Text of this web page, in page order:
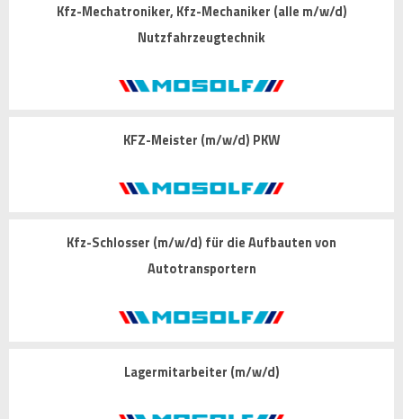
Kfz-Mechatroniker, Kfz-Mechaniker (alle m/w/d)
Nutzfahrzeugtechnik
KFZ-Meister (m/w/d) PKW
Kfz-Schlosser (m/w/d) für die Aufbauten von
Autotransportern
Lagermitarbeiter (m/w/d)